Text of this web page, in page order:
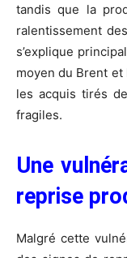
tandis que la
ralentissement
s’explique
moyen du Brent
les acquis tirés
fragiles.
Une
reprise
Malgré cette